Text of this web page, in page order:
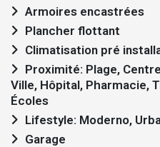
Armoires encastrées
Plancher flottant
Climatisation pré
Ville, Hôpital, Pharmacie,
Écoles
Lifestyle: Moderno,
Garage